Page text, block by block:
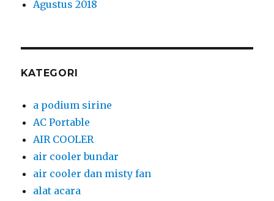
Agustus 2018
KATEGORI
a podium sirine
AC Portable
AIR COOLER
air cooler bundar
air cooler dan misty fan
alat acara